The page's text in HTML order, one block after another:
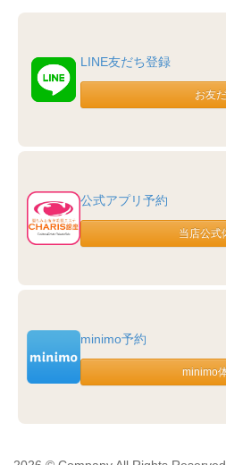
LINE友だち登録
公式アプリ予約
minimo予約